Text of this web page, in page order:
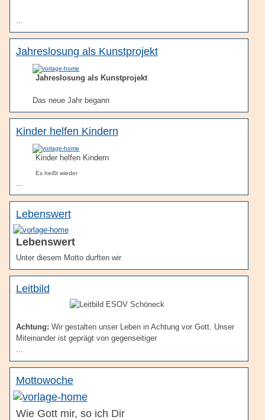
Jahreslosung als Kunstprojekt
Jahreslosung als Kunstprojekt
Das neue Jahr begann
Kinder helfen Kindern
Kinder helfen Kindern
Es heißt wieder
Lebenswert
Lebenswert
Unter diesem Motto durften wir
Leitbild
Achtung: Wir gestalten unser Leben in Achtung vor Gott. Unser
Miteinander ist geprägt von gegenseitiger
Mottowoche
Wie Gott mir, so ich Dir